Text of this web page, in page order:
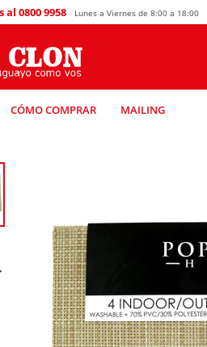
CÓMO COMPRAR MAILING
0800 9958 Lunes a Viernes de 8:00 a 18:00